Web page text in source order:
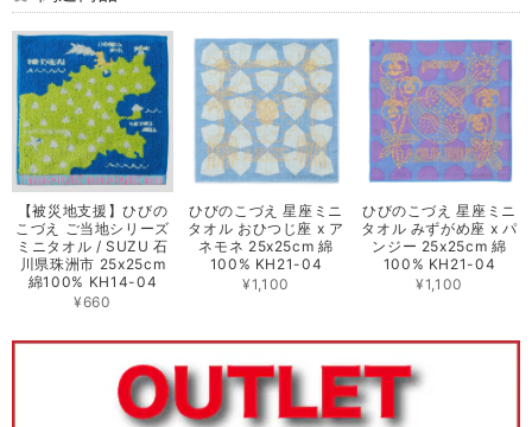
【被災地支援】ひびの
こづえ ご当地シリーズ
ミニタオル / SUZU 石
川県珠洲市 25x25cm
綿100% KH14-04
¥660
ひびのこづえ 星座ミニ
タオル おひつじ座 x ア
ネモネ 25x25cm 綿
100% KH21-04
¥1,100
ひびのこづえ 星座ミニ
タオル みずがめ座 x パ
ンジー 25x25cm 綿
100% KH21-04
¥1,100